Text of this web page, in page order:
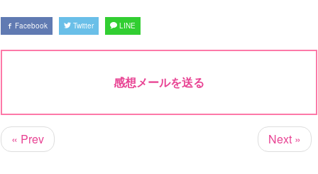
Facebook Twitter LINE
感想メールを送る
« Prev Next »